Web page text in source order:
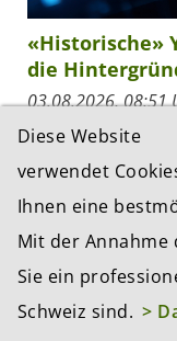
«Historische»
die
03.08.2026, 08:51
Der US-Dollar
japanischen
US-Präsident
Finanzministerin
Diese Website
verwendet
Ihnen eine
Mit der Annahme
Sie ein
Schweiz sind. >